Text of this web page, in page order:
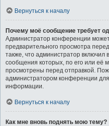
Вернуться к началу
Почему моё сообщение требует
Администратор конференции
предварительного просмотра
также, что администратор включил
сообщения которых, по его или её
просмотрены перед отправкой.
администратором конференции
информации.
Вернуться к началу
Как мне вновь поднять мою тему?